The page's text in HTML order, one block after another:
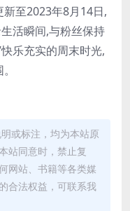
至2023年8月14日,
活瞬间,与粉丝保持
乐充实的周末时光,
或标注，均为本站原
站同意时，禁止复
网站、书籍等各类媒
合法权益，可联系我